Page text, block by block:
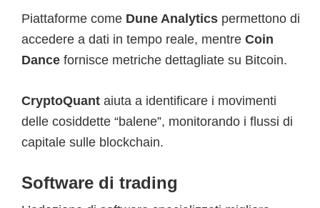
Piattaforme come Dune Analytics permettono di
accedere a dati in tempo reale, mentre Coin
Dance fornisce metriche dettagliate su Bitcoin.
CryptoQuant aiuta a identificare i movimenti
delle cosiddette “balene”, monitorando i flussi di
capitale sulle blockchain.
Software di trading